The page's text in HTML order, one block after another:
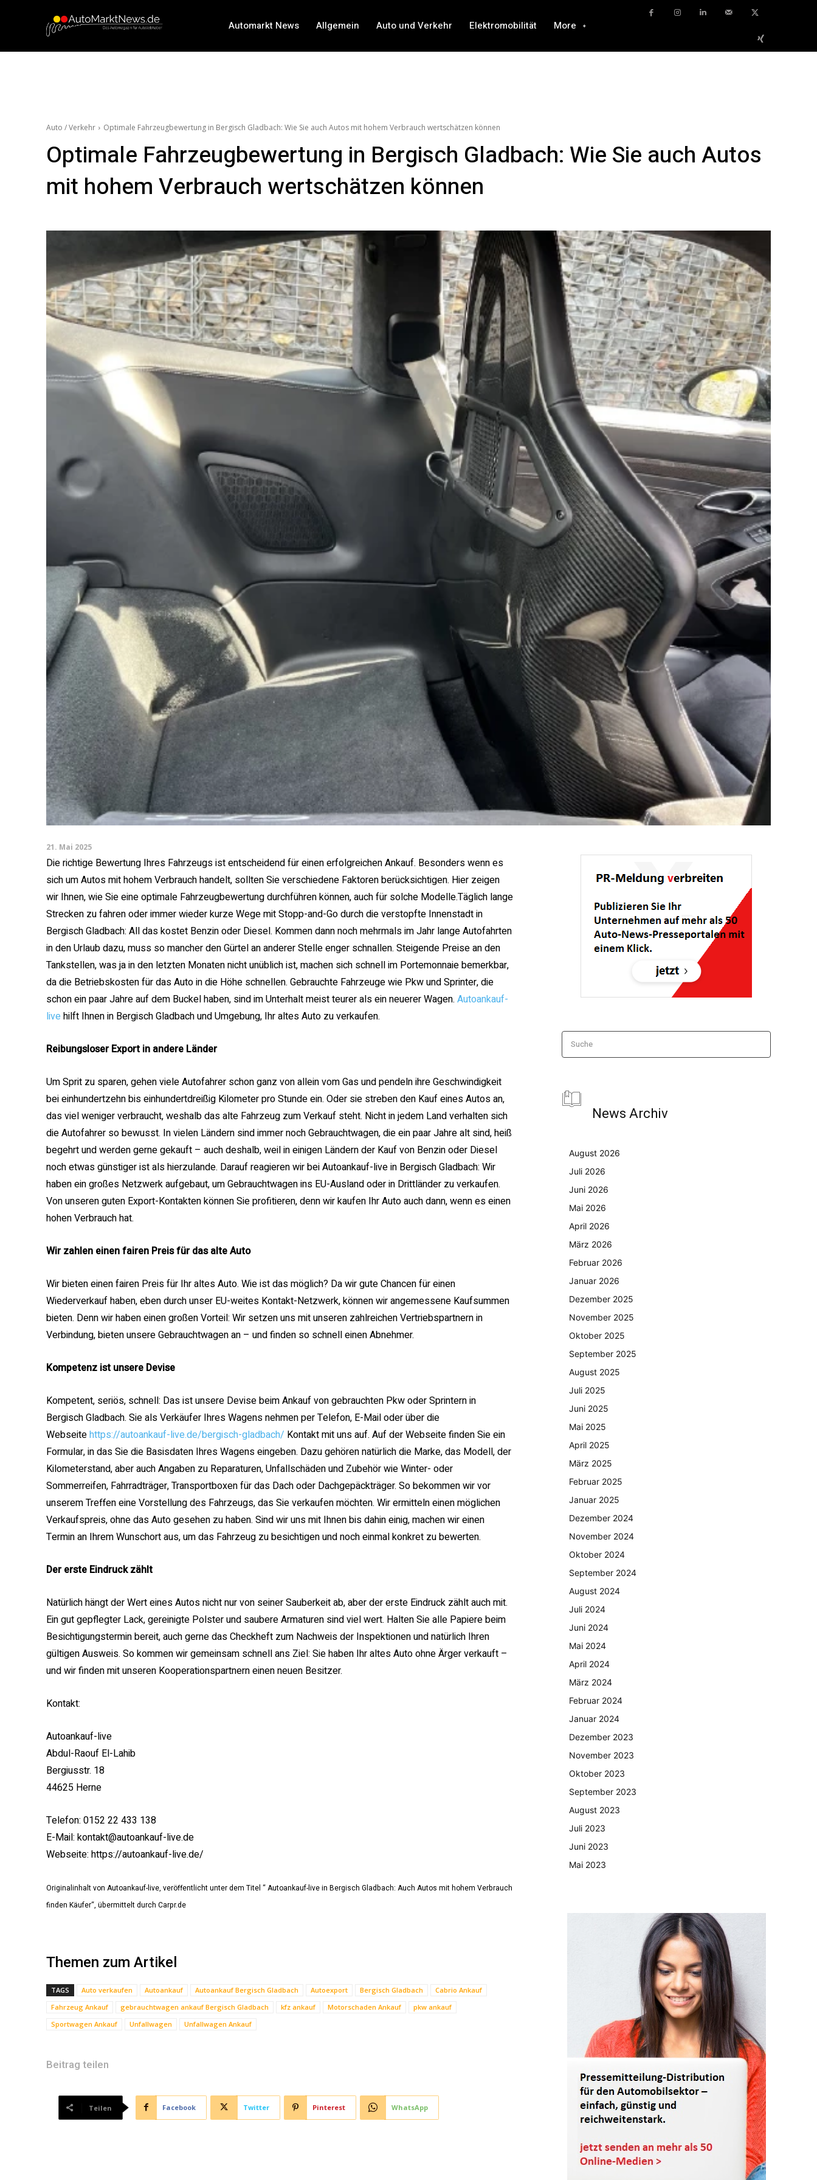
Automarkt News Allgemein Auto und Verkehr Elektromobilität More
Auto / Verkehr Optimale Fahrzeugbewertung in Bergisch Gladbach: Wie Sie auch Autos mit hohem Verbrauch wertschätzen können
Optimale Fahrzeugbewertung in Bergisch Gladbach: Wie Sie auch Autos
mit hohem Verbrauch wertschätzen können
21. Mai 2025
Die richtige Bewertung Ihres Fahrzeugs ist entscheidend für einen erfolgreichen Ankauf. Besonders wenn es
sich um Autos mit hohem Verbrauch handelt, sollten Sie verschiedene Faktoren berücksichtigen. Hier zeigen
wir Ihnen, wie Sie eine optimale Fahrzeugbewertung durchführen können, auch für solche Modelle.Täglich lange
Strecken zu fahren oder immer wieder kurze Wege mit Stopp-and-Go durch die verstopfte Innenstadt in
Bergisch Gladbach: All das kostet Benzin oder Diesel. Kommen dann noch mehrmals im Jahr lange Autofahrten
in den Urlaub dazu, muss so mancher den Gürtel an anderer Stelle enger schnallen. Steigende Preise an den
Tankstellen, was ja in den letzten Monaten nicht unüblich ist, machen sich schnell im Portemonnaie bemerkbar,
da die Betriebskosten für das Auto in die Höhe schnellen. Gebrauchte Fahrzeuge wie Pkw und Sprinter, die
schon ein paar Jahre auf dem Buckel haben, sind im Unterhalt meist teurer als ein neuerer Wagen. Autoankauf-
live hilft Ihnen in Bergisch Gladbach und Umgebung, Ihr altes Auto zu verkaufen.
Reibungsloser Export in andere Länder
Um Sprit zu sparen, gehen viele Autofahrer schon ganz von allein vom Gas und pendeln ihre Geschwindigkeit
bei einhundertzehn bis einhundertdreißig Kilometer pro Stunde ein. Oder sie streben den Kauf eines Autos an,
das viel weniger verbraucht, weshalb das alte Fahrzeug zum Verkauf steht. Nicht in jedem Land verhalten sich
die Autofahrer so bewusst. In vielen Ländern sind immer noch Gebrauchtwagen, die ein paar Jahre alt sind, heiß
begehrt und werden gerne gekauft – auch deshalb, weil in einigen Ländern der Kauf von Benzin oder Diesel
noch etwas günstiger ist als hierzulande. Darauf reagieren wir bei Autoankauf-live in Bergisch Gladbach: Wir
haben ein großes Netzwerk aufgebaut, um Gebrauchtwagen ins EU-Ausland oder in Drittländer zu verkaufen.
Von unseren guten Export-Kontakten können Sie profitieren, denn wir kaufen Ihr Auto auch dann, wenn es einen
hohen Verbrauch hat.
Wir zahlen einen fairen Preis für das alte Auto
Wir bieten einen fairen Preis für Ihr altes Auto. Wie ist das möglich? Da wir gute Chancen für einen
Wiederverkauf haben, eben durch unser EU-weites Kontakt-Netzwerk, können wir angemessene Kaufsummen
bieten. Denn wir haben einen großen Vorteil: Wir setzen uns mit unseren zahlreichen Vertriebspartnern in
Verbindung, bieten unsere Gebrauchtwagen an – und finden so schnell einen Abnehmer.
Kompetenz ist unsere Devise
Kompetent, seriös, schnell: Das ist unsere Devise beim Ankauf von gebrauchten Pkw oder Sprintern in
Bergisch Gladbach. Sie als Verkäufer Ihres Wagens nehmen per Telefon, E-Mail oder über die
Webseitehttps://autoankauf-live.de/bergisch-gladbach/ Kontakt mit uns auf. Auf der Webseite finden Sie ein
Formular, in das Sie die Basisdaten Ihres Wagens eingeben. Dazu gehören natürlich die Marke, das Modell, der
Kilometerstand, aber auch Angaben zu Reparaturen, Unfallschäden und Zubehör wie Winter- oder
Sommerreifen, Fahrradträger, Transportboxen für das Dach oder Dachgepäckträger. So bekommen wir vor
unserem Treffen eine Vorstellung des Fahrzeugs, das Sie verkaufen möchten. Wir ermitteln einen möglichen
Verkaufspreis, ohne das Auto gesehen zu haben. Sind wir uns mit Ihnen bis dahin einig, machen wir einen
Termin an Ihrem Wunschort aus, um das Fahrzeug zu besichtigen und noch einmal konkret zu bewerten.
Der erste Eindruck zählt
Natürlich hängt der Wert eines Autos nicht nur von seiner Sauberkeit ab, aber der erste Eindruck zählt auch mit.
Ein gut gepflegter Lack, gereinigte Polster und saubere Armaturen sind viel wert. Halten Sie alle Papiere beim
Besichtigungstermin bereit, auch gerne das Checkheft zum Nachweis der Inspektionen und natürlich Ihren
gültigen Ausweis. So kommen wir gemeinsam schnell ans Ziel: Sie haben Ihr altes Auto ohne Ärger verkauft –
und wir finden mit unseren Kooperationspartnern einen neuen Besitzer.
Kontakt:
Autoankauf-live
Abdul-Raouf El-Lahib
Bergiusstr. 18
44625 Herne
Telefon: 0152 22 433 138
E-Mail: kontakt@autoankauf-live.de
Webseite: https://autoankauf-live.de/
Originalinhalt von Autoankauf-live, veröffentlicht unter dem Titel “ Autoankauf-live in Bergisch Gladbach: Auch Autos mit hohem Verbrauch
finden Käufer“, übermittelt durch Carpr.de
Themen zum Artikel
TAGS Auto verkaufen Autoankauf Autoankauf Bergisch Gladbach Autoexport Bergisch Gladbach
Cabrio Ankauf
Fahrzeug Ankauf
gebrauchtwagen ankauf Bergisch Gladbach kfz ankauf Motorschaden Ankauf
pkw ankauf
Sportwagen Ankauf
Unfallwagen Unfallwagen Ankauf
Beitrag teilen
Teilen Facebook Twitter Pinterest WhatsApp
Suche
News Archiv
August 2026
Juli 2026
Juni 2026
Mai 2026
April 2026
März 2026
Februar 2026
Januar 2026
Dezember 2025
November 2025
Oktober 2025
September 2025
August 2025
Juli 2025
Juni 2025
Mai 2025
April 2025
März 2025
Februar 2025
Januar 2025
Dezember 2024
November 2024
Oktober 2024
September 2024
August 2024
Juli 2024
Juni 2024
Mai 2024
April 2024
März 2024
Februar 2024
Januar 2024
Dezember 2023
November 2023
Oktober 2023
September 2023
August 2023
Juli 2023
Juni 2023
Mai 2023